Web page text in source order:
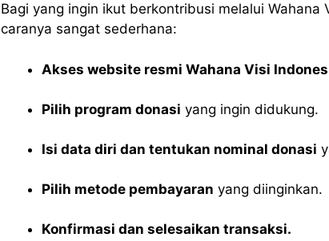
Bagi yang ingin ikut berkontribusi melalui Wahana
caranya sangat sederhana:
Akses website resmi Wahana Visi
Pilih program donasi yang ingin didukung.
Isi data diri dan tentukan nominal donasi
Pilih metode pembayaran yang diinginkan.
Konfirmasi dan selesaikan transaksi.